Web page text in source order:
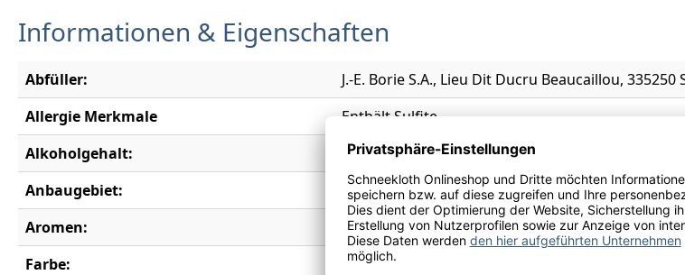
Informationen & Eigenschaften
Abfüller:
J.-E. Borie S.A., Lieu Dit Ducru Beaucaillou,
Allergie Merkmale
Enthält Sulfite
Alkoholgehalt:
14,0 % vol.
Anbaugebiet:
Bordeaux
Aromen:
Blaubeere, Schwarzkirsche, Trockenpflaume,
Farbe:
rot